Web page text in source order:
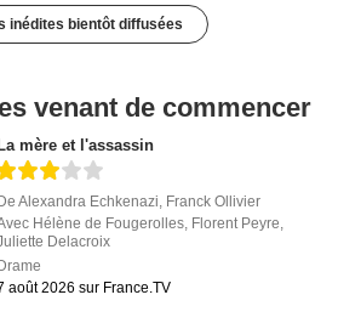
inédites bientôt diffusées
venant de commencer
La mère et l'assassin
DeAlexandra Echkenazi, Franck Ollivier
Hélène de Fougerolles, Florent Peyre,
Delacroix
Drame
août 2026 sur France.TV